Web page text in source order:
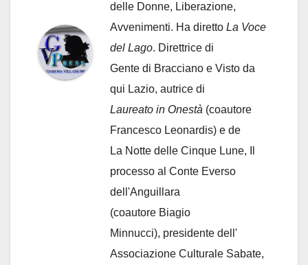
delle Donne, Liberazione,
Avvenimenti. Ha diretto La Voce
del Lago. Direttrice di
Gente di Bracciano e Visto da
qui Lazio, autrice di
Laureato in Onestà (coautore
Francesco Leonardis) e de
La Notte delle Cinque Lune, Il
processo al Conte Everso
dell'Anguillara
(coautore Biagio
Minnucci), presidente dell'
Associazione Culturale Sabate,